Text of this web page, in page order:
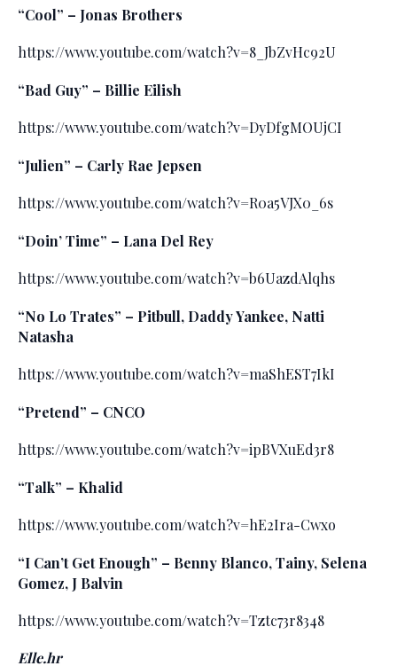
“Cool” – Jonas Brothers
https://www.youtube.com/watch?v=8_JbZvHc92U
“Bad Guy” – Billie Eilish
https://www.youtube.com/watch?v=DyDfgMOUjCI
“Julien” – Carly Rae Jepsen
https://www.youtube.com/watch?v=R0a5VJX0_6s
“Doin’ Time” – Lana Del Rey
https://www.youtube.com/watch?v=b6UazdAlqhs
“No Lo Trates” – Pitbull, Daddy Yankee, Natti
Natasha
https://www.youtube.com/watch?v=maShEST7IkI
“Pretend” – CNCO
https://www.youtube.com/watch?v=ipBVXuEd3r8
“Talk” – Khalid
https://www.youtube.com/watch?v=hE2Ira-Cwxo
“I Can’t Get Enough” – Benny Blanco, Tainy, Selena
Gomez, J Balvin
https://www.youtube.com/watch?v=Tztc73r8348
Elle.hr